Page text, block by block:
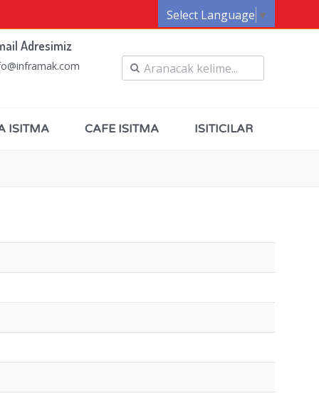
Select Language ▼
Adresimiz
ISITMA CAFE ISITMA ISITICILAR